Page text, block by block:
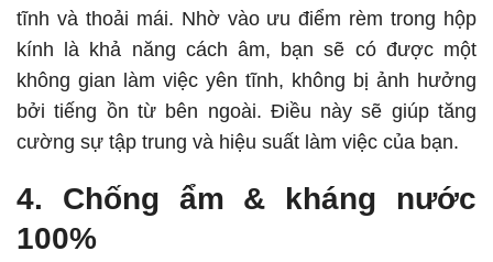
tĩnh và thoải mái. Nhờ vào ưu điểm rèm trong hộp
kính là khả năng cách âm, bạn sẽ có được một
không gian làm việc yên tĩnh, không bị ảnh hưởng
bởi tiếng ồn từ bên ngoài. Điều này sẽ giúp tăng
cường sự tập trung và hiệu suất làm việc của bạn.
4. Chống ẩm & kháng nước
100%